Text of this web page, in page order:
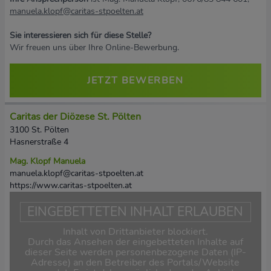
manuela.klopf@caritas-stpoelten.at
Sie interessieren sich für diese Stelle?
Wir freuen uns über Ihre Online-Bewerbung.
JETZT BEWERBEN
Caritas der Diözese St. Pölten
3100 St. Pölten
Hasnerstraße 4
Mag. Klopf Manuela
manuela.klopf@caritas-stpoelten.at
https://www.caritas-stpoelten.at
EINGEBETTETEN INHALT ERLAUBEN
Inhalt von Drittanbieter blockiert.
Durch das Ansehen der eingebetteten Inhalte auf
dieser Seite werden personenbezogene Daten (IP-
Adresse) an den Betreiber des Portals/Website